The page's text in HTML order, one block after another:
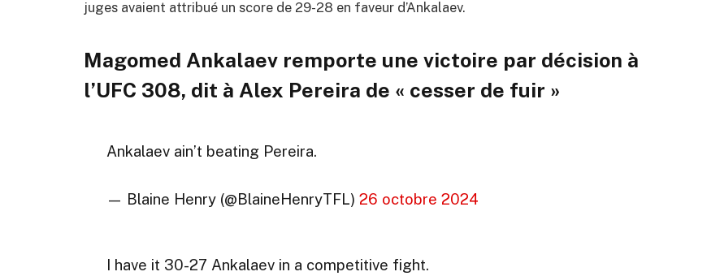
juges avaient attribué un score de 29-28 en faveur d’Ankalaev.
Magomed Ankalaev remporte une victoire par décision à
l’UFC 308, dit à Alex Pereira de « cesser de fuir »
Ankalaev ain’t beating Pereira.
— Blaine Henry (@BlaineHenryTFL) 26 octobre 2024
I have it 30-27 Ankalaev in a competitive fight.